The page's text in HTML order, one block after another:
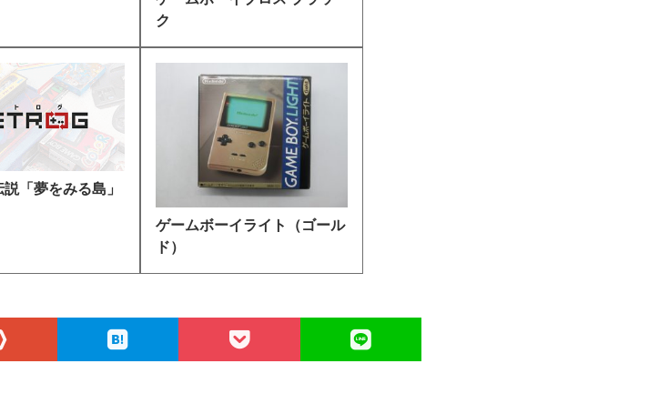
ク
「夢をみる島」
ゲームボーイライト（ゴール
ド）